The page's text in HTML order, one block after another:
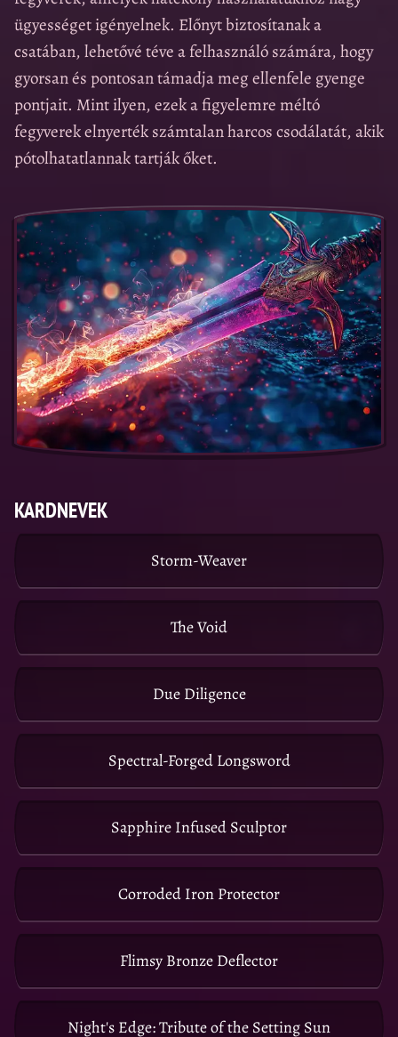
ügyességet igényelnek. Előnyt biztosítanak a
csatában, lehetővé téve a felhasználó számára, hogy
gyorsan és pontosan támadja meg ellenfele gyenge
pontjait. Mint ilyen, ezek a figyelemre méltó
fegyverek elnyerték számtalan harcos csodálatát, akik
pótolhatatlannak tartják őket.
KARDNEVEK
Storm-Weaver
The Void
Due Diligence
Spectral-Forged Longsword
Sapphire Infused Sculptor
Corroded Iron Protector
Flimsy Bronze Deflector
Night's Edge: Tribute of the Setting Sun